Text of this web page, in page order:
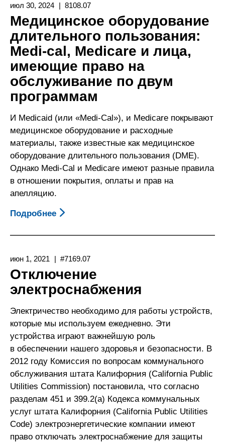
Вспомогательной
Роботизированной
Руки
По
Программе
Medi-
Cal
июл 30, 2024 8108.07
Медицинское оборудование
длительного пользования:
Medi-cal, Medicare и лица,
имеющие право на
обслуживание по двум
программам
И Medicaid (или «Medi-Cal»), и Medicare покрывают
медицинское оборудование и расходные
материалы, также известные как медицинское
оборудование длительного пользования (DME).
Однако Medi-Cal и Medicare имеют разные правила
в отношении покрытия, оплаты и прав на
апелляцию.
Подробнее О
Оборудование
Пользования:
Medi-
Cal,
И
Лица,
Имеющие
Право
На
Обслуживание
По
Двум
Программам
июн 1, 2021 #7169.07
Отключение
электроснабжения
Электричество необходимо для работы устройств,
которые мы используем ежедневно. Эти
устройства играют важнейшую роль
в обеспечении нашего здоровья и безопасности. В
2012 году Комиссия по вопросам коммунального
обслуживания штата Калифорния (California Public
Utilities Commission) постановила, что согласно
разделам 451 и 399.2(a) Кодекса коммунальных
услуг штата Калифорния (California Public Utilities
Code) электроэнергетические компании имеют
право отключать электроснабжение для защиты